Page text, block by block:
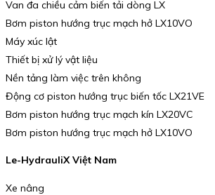
Van đa chiều cảm biến tải dòng LX
Bơm piston hướng trục mạch hở LX10VO
Máy xúc lật
Thiết bị xử lý vật liệu
Nền tảng làm việc trên không
Động cơ piston hướng trục biến tốc LX21VE
Bơm piston hướng trục mạch kín LX20VC
Bơm piston hướng trục mạch hở LX10VO
Le-HydrauliX Việt Nam
Xe nâng